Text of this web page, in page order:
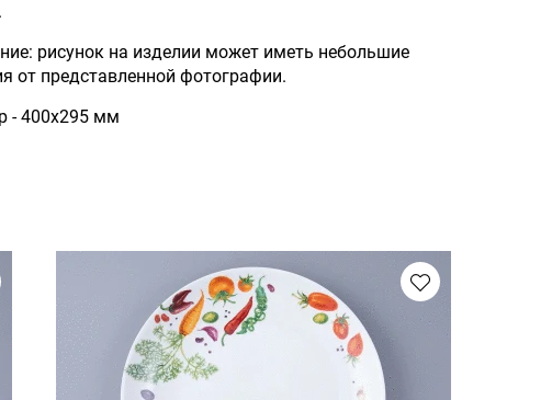
рисунок на изделии может иметь небольшие
от представленной фотографии.
- 400х295 мм